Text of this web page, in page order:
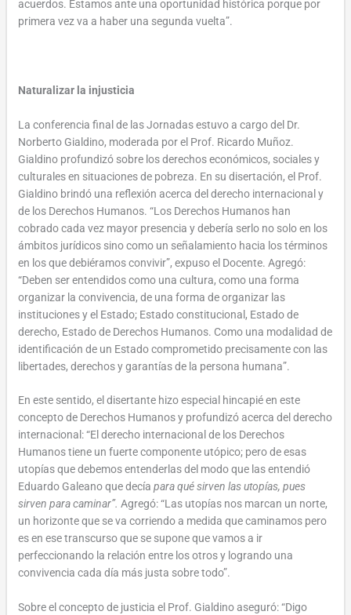
acuerdos. Estamos ante una oportunidad histórica porque por
primera vez va a haber una segunda vuelta”.
Naturalizar la injusticia
La conferencia final de las Jornadas estuvo a cargo del Dr.
Norberto Gialdino, moderada por el Prof. Ricardo Muñoz.
Gialdino profundizó sobre los derechos económicos, sociales y
culturales en situaciones de pobreza. En su disertación, el Prof.
Gialdino brindó una reflexión acerca del derecho internacional y
de los Derechos Humanos. “Los Derechos Humanos han
cobrado cada vez mayor presencia y debería serlo no solo en los
ámbitos jurídicos sino como un señalamiento hacia los términos
en los que debiéramos convivir”, expuso el Docente. Agregó:
“Deben ser entendidos como una cultura, como una forma
organizar la convivencia, de una forma de organizar las
instituciones y el Estado; Estado constitucional, Estado de
derecho, Estado de Derechos Humanos. Como una modalidad de
identificación de un Estado comprometido precisamente con las
libertades, derechos y garantías de la persona humana”.
En este sentido, el disertante hizo especial hincapié en este
concepto de Derechos Humanos y profundizó acerca del derecho
internacional: “El derecho internacional de los Derechos
Humanos tiene un fuerte componente utópico; pero de esas
utopías que debemos entenderlas del modo que las entendió
Eduardo Galeano que decíapara qué sirven las utopías, pues
sirven para caminar”.Agregó: “Las utopías nos marcan un norte,
un horizonte que se va corriendo a medida que caminamos pero
es en ese transcurso que se supone que vamos a ir
perfeccionando la relación entre los otros y logrando una
convivencia cada día más justa sobre todo”.
Sobre el concepto de justicia el Prof. Gialdino aseguró: “Digo